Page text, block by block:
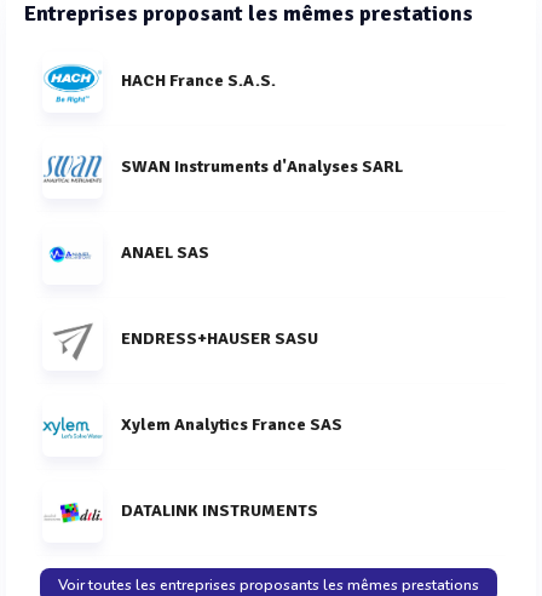
Entreprises proposant les mêmes prestations
HACH France S.A.S.
SWAN Instruments d'Analyses SARL
ANAEL SAS
ENDRESS+HAUSER SASU
Xylem Analytics France SAS
DATALINK INSTRUMENTS
Voir toutes les entreprises proposants les mêmes prestations